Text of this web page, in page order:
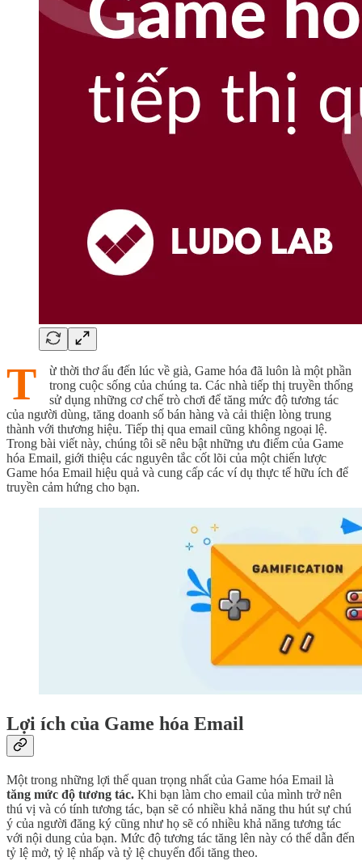
T
ừ thời thơ ấu đến lúc về già, Game hóa đã luôn là một phần
trong cuộc sống của chúng ta. Các nhà tiếp thị truyền thống
sử dụng những cơ chế trò chơi để tăng mức độ tương tác
của người dùng, tăng doanh số bán hàng và cải thiện lòng trung
thành với thương hiệu. Tiếp thị qua email cũng không ngoại lệ.
Trong bài viết này, chúng tôi sẽ nêu bật những ưu điểm của Game
hóa Email, giới thiệu các nguyên tắc cốt lõi của một chiến lược
Game hóa Email hiệu quả và cung cấp các ví dụ thực tế hữu ích để
truyền cảm hứng cho bạn.
Lợi ích của Game hóa Email
Một trong những lợi thế quan trọng nhất của Game hóa Email là
tăng mức độ tương tác. Khi bạn làm cho email của mình trở nên
thú vị và có tính tương tác, bạn sẽ có nhiều khả năng thu hút sự chú
ý của người đăng ký cũng như họ sẽ có nhiều khả năng tương tác
với nội dung của bạn. Mức độ tương tác tăng lên này có thể dẫn đến
tỷ lệ mở, tỷ lệ nhấp và tỷ lệ chuyển đổi tăng theo.